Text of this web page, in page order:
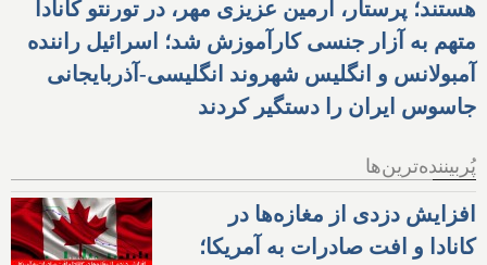
هستند؛ پرستار، آرمین عزیزی مهر، در تورنتو کانادا
متهم به آزار جنسی کارآموزش شد؛ اسرائیل راننده
آمبولانس و انگلیس شهروند انگلیسی-آذربایجانی
جاسوس ایران را دستگیر کردند
پُربیننده‌ترین‌ها
افزایش دزدی از مغازه‌ها در
کانادا و افت صادرات به آمریکا؛